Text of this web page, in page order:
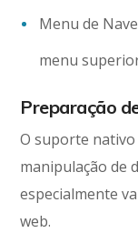
Menu de
menu
Preparação
O suporte nativo
manipulação de
especialmente
web.